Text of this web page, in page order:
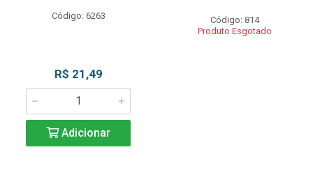
Código: 6263
R$ 21,49
Adicionar
Código: 814
Produto Esgotado